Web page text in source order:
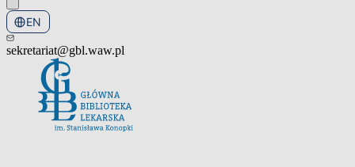
EN
PL
sekretariat@gbl.waw.pl